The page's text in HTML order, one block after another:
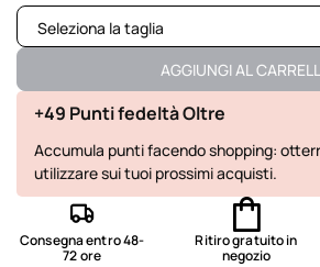
Seleziona la taglia
Non disponibile
AGGIUNGI AL
+49 Punti fedeltà Oltre
Accumula punti facendo shopping:
utilizzare sui tuoi prossimi acquisti.
Consegna entro 48-
72 ore
Ritiro gratuito in
negozio